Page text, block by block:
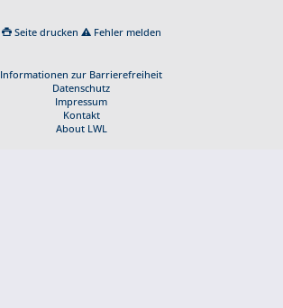
Seite drucken Fehler melden
Informationen zur Barrierefreiheit
Datenschutz
Impressum
Kontakt
About LWL